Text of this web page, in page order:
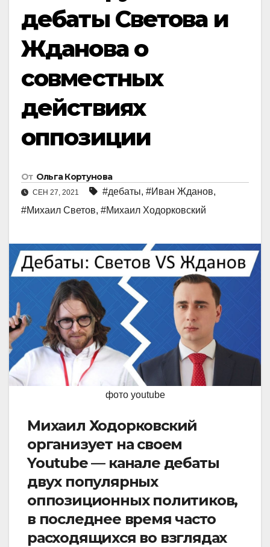
дебаты Светова и
Жданова о
совместных
действиях
оппозиции
От Ольга Кортунова
СЕН 27, 2021 #дебаты, #Иван Жданов,
#Михаил Светов, #Михаил Ходорковский
фото youtube
Михаил Ходорковский
организует на своем
Youtube — канале дебаты
двух популярных
оппозиционных политиков,
в последнее время часто
расходящихся во взглядах